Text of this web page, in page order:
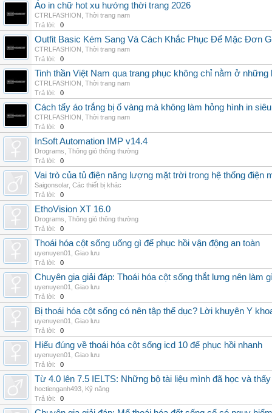
Áo in chữ hot xu hướng thời trang 2026
CTRLFASHION Thời trang nam
Trả lời:
0
Outfit Basic Kém Sang Và Cách Khắc Phục Để Mặc Đơn
CTRLFASHION Thời trang nam
Trả lời:
0
Tinh thần Việt Nam qua trang phục không chỉ nằm ở
CTRLFASHION Thời trang nam
Trả lời:
0
Cách tẩy áo trắng bị ố vàng mà không làm hỏng hình in
CTRLFASHION Thời trang nam
Trả lời:
0
InSoft Automation IMP v14.4
Drograms Thông gió thông thường
Trả lời:
0
Vai trò của tủ điện năng lượng mặt trời trong hệ thống điện
Saigonsolar, Các thiết bị khác
Trả lời:
0
EthoVision XT 16.0
Drograms Thông gió thông thường
Trả lời:
0
Thoái hóa cột sống uống gì để phục hồi vận động an toàn
uyenuyen01
Giao lưu
Trả lời:
0
Chuyên gia giải đáp: Thoái hóa cột sống thắt lưng nên làm
uyenuyen01
Giao lưu
Trả lời:
0
Bị thoái hóa cột sống có nên tập thể dục? Lời khuyên Y
uyenuyen01
Giao lưu
Trả lời:
0
Hiểu đúng về thoái hóa cột sống icd 10 để phục hồi nhanh
uyenuyen01
Giao lưu
Trả lời:
0
Từ 4.0 lên 7.5 IELTS: Những bộ tài liệu mình đã học và
hoctienganh493 Kỹ năng
Trả lời:
0